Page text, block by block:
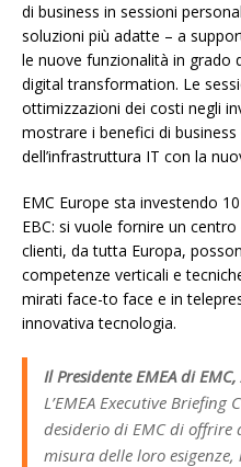
di business in sessioni
soluzioni più adatte – a
le nuove funzionalità in grado
digital transformation. Le
ottimizzazioni dei costi negli
mostrare i benefici di
dell’infrastruttura IT con la
EMC Europe sta investendo
EBC: si vuole fornire un
clienti, da tutta Europa,
competenze verticali e
mirati face-to face e in
innovativa tecnologia.
Il Presidente EMEA di
L’EMEA Executive
desiderio di EMC di offrire
misura delle loro